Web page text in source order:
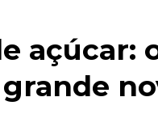
açúcar: